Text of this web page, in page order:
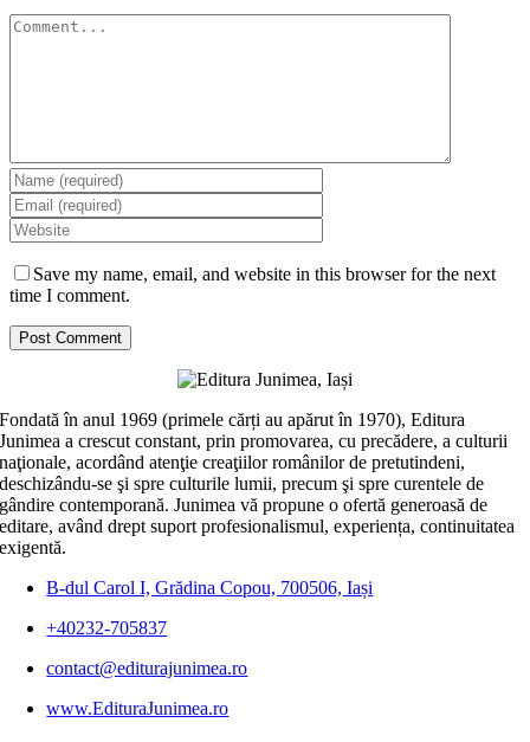
Comment
Save my name, email, and website in this browser for the next
time I comment.
Fondată în anul 1969 (primele cărți au apărut în 1970), Editura
Junimea a crescut constant, prin promovarea, cu precădere, a culturii
naţionale, acordând atenţie creaţiilor românilor de pretutindeni,
deschizându-se şi spre culturile lumii, precum şi spre curentele de
gândire contemporană. Junimea vă propune o ofertă generoasă de
editare, având drept suport profesionalismul, experiența, continuitatea
exigentă.
B-dul Carol I, Grădina Copou, 700506, Iași
+40232-705837
contact@editurajunimea.ro
www.EdituraJunimea.ro